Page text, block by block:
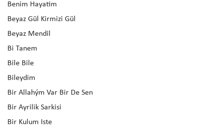
Benim Hayatim
Beyaz Gül Kirmizi Gül
Beyaz Mendil
Bi Tanem
Bile Bile
Bileydim
Bir Allahým Var Bir De Sen
Bir Ayrilik Sarkisi
Bir Kulum Iste